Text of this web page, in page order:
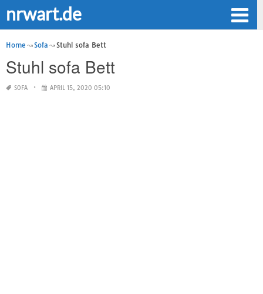
nrwart.de
Home Sofa Stuhl sofa Bett
Stuhl sofa Bett
SOFA APRIL 15, 2020 05:10